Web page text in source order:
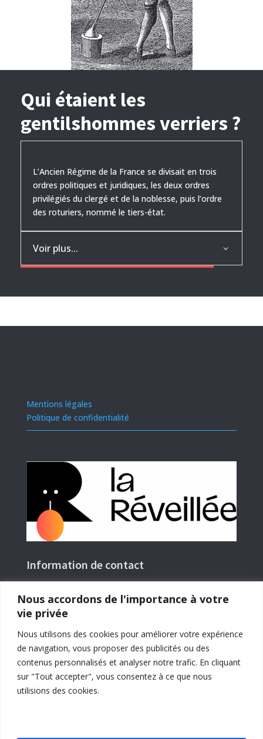
Nous accordons de l'importance à votre
vie privée
Nous utilisons des cookies pour améliorer votre expérience
de navigation, vous proposer des publicités ou des
contenus personnalisés et analyser notre trafic. En cliquant
sur "Tout accepter", vous consentez à ce que nous
utilisions des cookies.
Qui étaient les
gentilshommes verriers ?
L’Ancien Régime de la France se divisait en trois
ordres politiques et juridiques, les deux ordres
privilégiés du clergé et de la noblesse, puis l’ordre
des roturiers, nommé le tiers-état.
Voir plus...
Mentions légales
Politique de confidentialité
Information de contact

Le siège social de l’association La Réveillée se
trouve en Ariège (09) à l’adresse : Rieutailhol –
09290 Gabre